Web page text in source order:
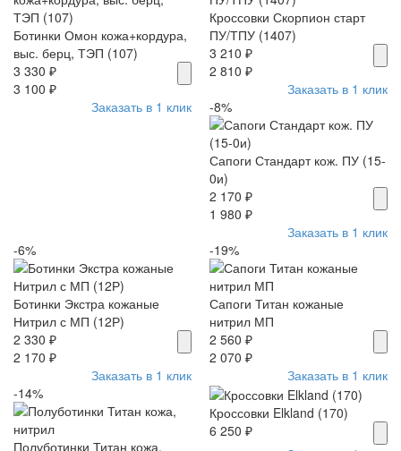
Ботинки Омон кожа+кордура,
выс. берц, ТЭП (107)
3 330 ₽
3 100 ₽
Заказать в 1 клик
Кроссовки Скорпион старт
ПУ/ТПУ (1407)
3 210 ₽
2 810 ₽
Заказать в 1 клик
-8%
Сапоги Стандарт кож. ПУ (15-
0и)
2 170 ₽
1 980 ₽
Заказать в 1 клик
-6%
Ботинки Экстра кожаные
Нитрил с МП (12Р)
2 330 ₽
2 170 ₽
Заказать в 1 клик
-19%
Сапоги Титан кожаные
нитрил МП
2 560 ₽
2 070 ₽
Заказать в 1 клик
-14%
Полуботинки Титан кожа,
Кроссовки Elkland (170)
6 250 ₽